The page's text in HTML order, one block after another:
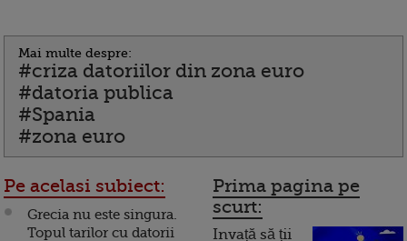
Mai multe despre:
#criza datoriilor din zona euro
#datoria publica
#Spania
#zona euro
Pe acelasi subiect:
Grecia nu este singura.
Topul tarilor cu datorii
Prima pagina pe
scurt:
Invață să ții